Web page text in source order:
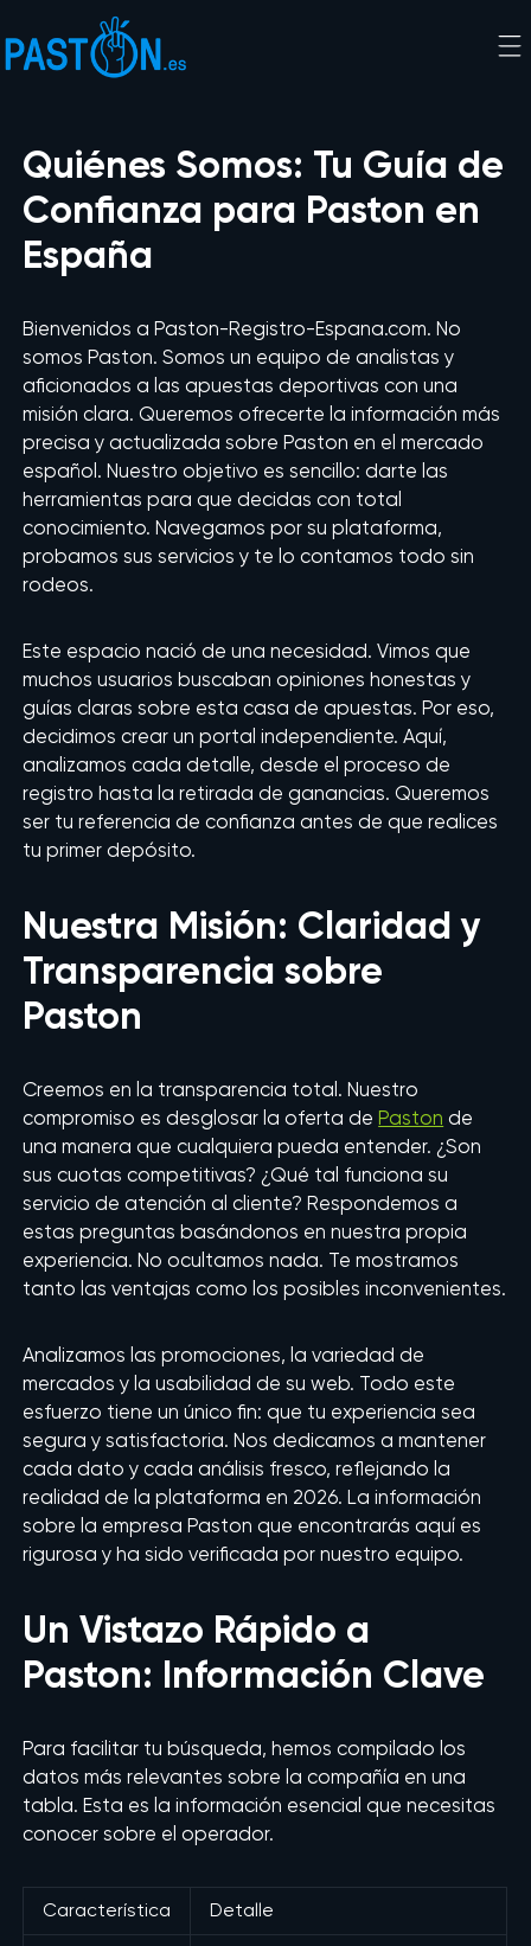
Quiénes Somos: Tu Guía de
Confianza para Paston en
España
Bienvenidos a Paston-Registro-Espana.com. No
somos Paston. Somos un equipo de analistas y
aficionados a las apuestas deportivas con una
misión clara. Queremos ofrecerte la información más
precisa y actualizada sobre Paston en el mercado
español. Nuestro objetivo es sencillo: darte las
herramientas para que decidas con total
conocimiento. Navegamos por su plataforma,
probamos sus servicios y te lo contamos todo sin
rodeos.
Este espacio nació de una necesidad. Vimos que
muchos usuarios buscaban opiniones honestas y
guías claras sobre esta casa de apuestas. Por eso,
decidimos crear un portal independiente. Aquí,
analizamos cada detalle, desde el proceso de
registro hasta la retirada de ganancias. Queremos
ser tu referencia de confianza antes de que realices
tu primer depósito.
Nuestra Misión: Claridad y
Transparencia sobre
Paston
Creemos en la transparencia total. Nuestro
compromiso es desglosar la oferta dePaston de
una manera que cualquiera pueda entender. ¿Son
sus cuotas competitivas? ¿Qué tal funciona su
servicio de atención al cliente? Respondemos a
estas preguntas basándonos en nuestra propia
experiencia. No ocultamos nada. Te mostramos
tanto las ventajas como los posibles inconvenientes.
Analizamos las promociones, la variedad de
mercados y la usabilidad de su web. Todo este
esfuerzo tiene un único fin: que tu experiencia sea
segura y satisfactoria. Nos dedicamos a mantener
cada dato y cada análisis fresco, reflejando la
realidad de la plataforma en 2026. La información
sobre la empresa Paston que encontrarás aquí es
rigurosa y ha sido verificada por nuestro equipo.
Un Vistazo Rápido a
Paston: Información Clave
Para facilitar tu búsqueda, hemos compilado los
datos más relevantes sobre la compañía en una
tabla. Esta es la información esencial que necesitas
conocer sobre el operador.
Característica Detalle